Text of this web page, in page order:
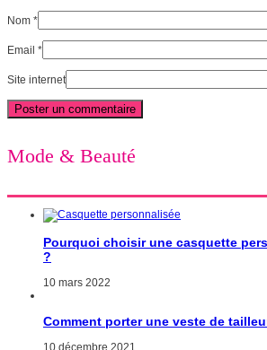
Nom *
Email *
Site internet
Mode & Beauté
Pourquoi choisir une casquette
?
10 mars 2022
Comment porter une veste de
10 décembre 2021